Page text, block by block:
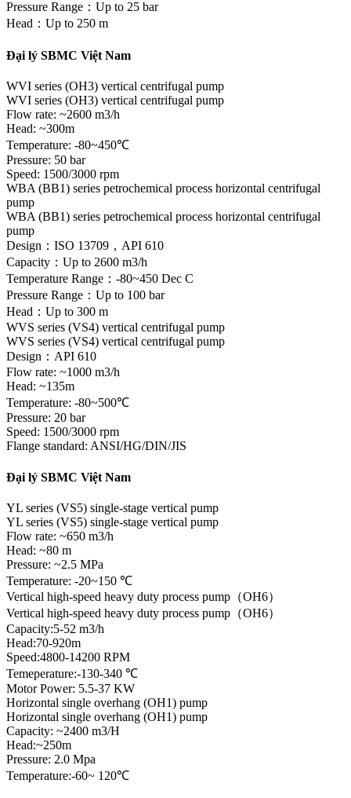
Pressure Range：Up to 25 bar
Head：Up to 250 m
Đại lý SBMC Việt Nam
WVI series (OH3) vertical centrifugal pump
WVI series (OH3) vertical centrifugal pump
Flow rate: ~2600 m3/h
Head: ~300m
Temperature: -80~450℃
Pressure: 50 bar
Speed: 1500/3000 rpm
WBA (BB1) series petrochemical process horizontal centrifugal
pump
WBA (BB1) series petrochemical process horizontal centrifugal
pump
Design：ISO 13709，API 610
Capacity：Up to 2600 m3/h
Temperature Range：-80~450 Dec C
Pressure Range：Up to 100 bar
Head：Up to 300 m
WVS series (VS4) vertical centrifugal pump
WVS series (VS4) vertical centrifugal pump
Design：API 610
Flow rate: ~1000 m3/h
Head: ~135m
Temperature: -80~500℃
Pressure: 20 bar
Speed: 1500/3000 rpm
Flange standard: ANSI/HG/DIN/JIS
Đại lý SBMC Việt Nam
YL series (VS5) single-stage vertical pump
YL series (VS5) single-stage vertical pump
Flow rate: ~650 m3/h
Head: ~80 m
Pressure: ~2.5 MPa
Temperature: -20~150 ℃
Vertical high-speed heavy duty process pump（OH6）
Vertical high-speed heavy duty process pump（OH6）
Capacity:5-52 m3/h
Head:70-920m
Speed:4800-14200 RPM
Temeperature:-130-340 ℃
Motor Power: 5.5-37 KW
Horizontal single overhang (OH1) pump
Horizontal single overhang (OH1) pump
Capacity: ~2400 m3/H
Head:~250m
Pressure: 2.0 Mpa
Temperature:-60~ 120℃